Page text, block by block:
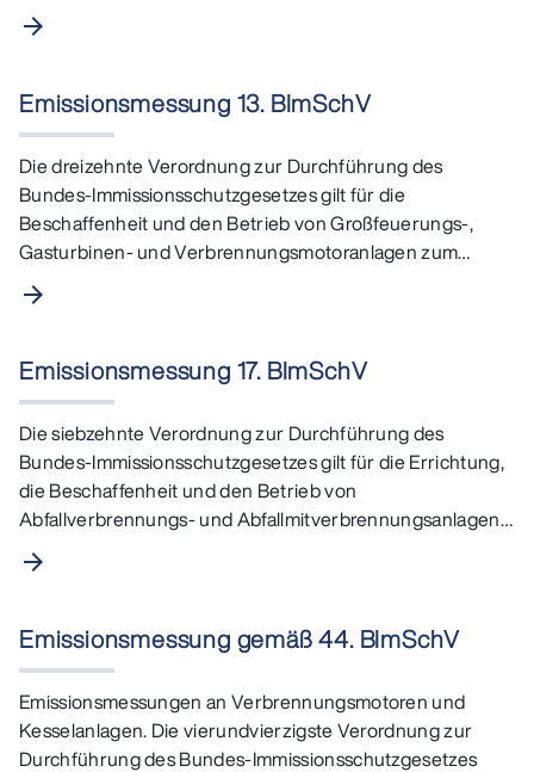
arrow_forward
Emissionsmessung 13. BImSchV
Die dreizehnte Verordnung zur Durchführung des
Bundes-Immissionsschutzgesetzes gilt für die
Beschaffenheit und den Betrieb von Großfeuerungs-,
Gasturbinen- und Verbrennungsmotoranlagen zum
Antrieb von…
arrow_forward
Emissionsmessung 17. BImSchV
Die siebzehnte Verordnung zur Durchführung des
Bundes-Immissionsschutzgesetzes gilt für die Errichtung,
die Beschaffenheit und den Betrieb von
Abfallverbrennungs- und Abfallmitverbrennungsanlagen.
…
arrow_forward
Emissionsmessung gemäß 44. BImSchV
Emissionsmessungen an Verbrennungsmotoren und
Kesselanlagen. Die vierundvierzigste Verordnung zur
Durchführung des Bundes-Immissionsschutzgesetzes